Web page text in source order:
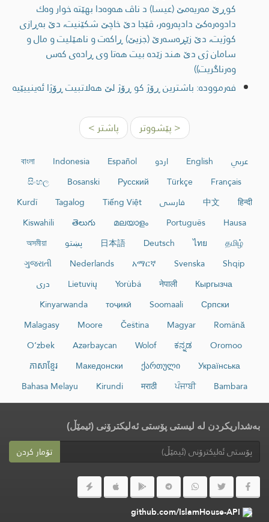
كوڕێ مه‌ریه‌مێ (عیسا) د ناڤ هه‌وه‌دا بهێته‌ خوار وه‌ك
دادوه‌ره‌كێ دادپه‌روه‌ر، ڤێجا دێ خاچێ شكێنیت، دێ به‌ڕازی
كوژیت، دێ زێڕه‌سه‌رێ (جزیێ) ڕاكه‌ت و ناهێلیت و مال و
سامان ژی دێ هند زێده‌ بیت هه‌تا وی ڕاده‌ی كه‌س
وه‌رناگریت))
فەرموودە: باشترین ڕۆژ كو ڕۆژ لێ هه‌لاتبیت ڕۆژا ئه‌ینییێیه‌
< پێشووتر پاشتر >
عربي English اردو Español
Indonesia
বাংলা
Français
Türkçe
Русский
Bosanski
සිංහල
हिन्दी
中文 فارسی Tiếng Việt
Tagalog
Kurdî
Hausa
Português
മലയാളം
తెలుగు
Kiswahili
தமிழ்
ไทย
Deutsch
日本語 پښتو
অসমীয়া
Shqip
Svenska
አማርኛ
Nederlands
ગુજરાતી
Кыргызча
नेपाली
Yorùbá
Lietuvių
دری
Српски
Soomaali
тоҷикӣ
Kinyarwanda
Română
Magyar
Čeština
Moore
Malagasy
Oromoo
ಕನ್ನಡ
Wolof
Azərbaycan
O‘zbek
Українська
ქართული
Македонски
ភាសាខ្មែរ
Bambara
ਪੰਜਾਬੀ
मराठी
Kirundi
Bahasa Melayu
بەشداریکردن لە لیستی پۆستی ئەلیکترۆنی (ئیمێڵ)
تۆمار کردن
github.com/IslamHouse-API